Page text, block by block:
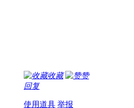
收藏
赞
回复
使用道具 举报